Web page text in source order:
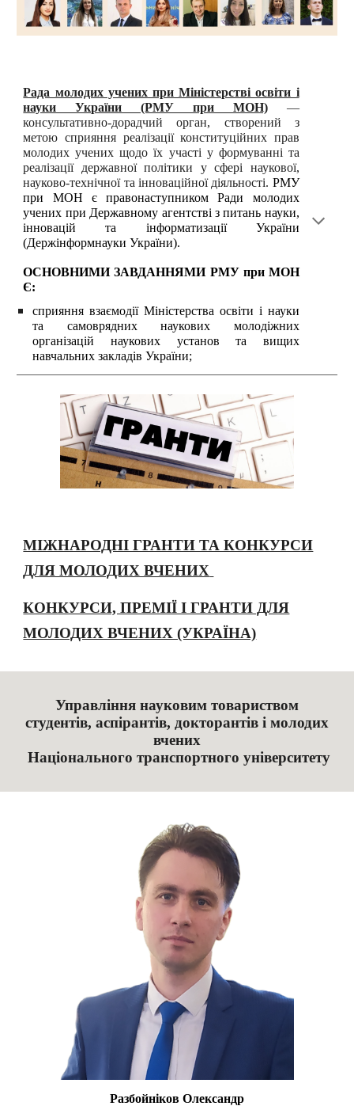
Рада молодих учених при Міністерстві освіти і
науки України (РМУ при МОН)—
консультативно-дорадчий орган, створений з
метою сприяння реалізації конституційних прав
молодих учених щодо їх участі у формуванні та
реалізації державної політики у сфері наукової,
науково-технічної та інноваційної діяльності. РМУ
при МОН є правонаступником Ради молодих
учених при Державному агентстві з питань науки,
інновацій та інформатизації України
(Держінформнауки України).
ОСНОВНИМИ ЗАВДАННЯМИ РМУ при МОН
Є:
сприяння взаємодії Міністерства освіти і науки
та самоврядних наукових молодіжних
організацій наукових установ та вищих
навчальних закладів України;
МІЖНАРОДНІ ГРАНТИ ТА КОНКУРСИ
ДЛЯ МОЛОДИХ ВЧЕНИХ
КОНКУРСИ, ПРЕМІЇ І ГРАНТИ ДЛЯ
МОЛОДИХ ВЧЕНИХ (УКРАЇНА)
Управління науковим товариством
студентів, аспірантів, докторантів і молодих
вчених
Національного транспортного університету
Разбойніков Олександр